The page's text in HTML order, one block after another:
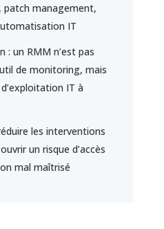
management,
IT
: un RMM n’est pas
de monitoring, mais
IT à
les interventions
un risque d’accès
mal maîtrisé